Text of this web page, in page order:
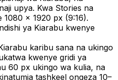
upya. Kwa Stories na
1080 × 1920 px (9:16).
ya Kiarabu kwenye
karibu sana na ukingo
kwenye gridi ya
60 px ukingo wa kulia, na
tashkeel ongeza 10–